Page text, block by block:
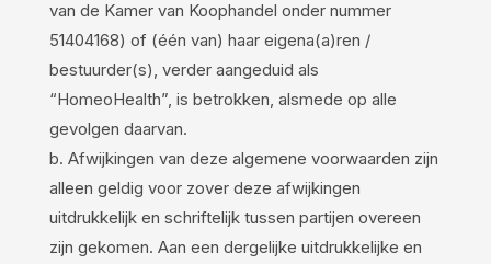
van de Kamer van Koophandel onder nummer
51404168) of (één van) haar eigena(a)ren /
bestuurder(s), verder aangeduid als
“HomeoHealth”, is betrokken, alsmede op alle
gevolgen daarvan.
b. Afwijkingen van deze algemene voorwaarden zijn
alleen geldig voor zover deze afwijkingen
uitdrukkelijk en schriftelijk tussen partijen overeen
zijn gekomen. Aan een dergelijke uitdrukkelijke en